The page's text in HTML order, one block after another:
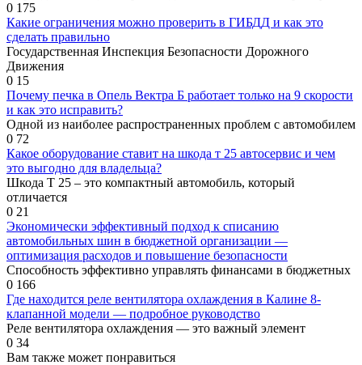
0 175
Какие ограничения можно проверить в ГИБДД и как это
сделать правильно
Государственная Инспекция Безопасности Дорожного
Движения
0 15
Почему печка в Опель Вектра Б работает только на 9 скорости
и как это исправить?
Одной из наиболее распространенных проблем с автомобилем
0 72
Какое оборудование ставит на шкода т 25 автосервис и чем
это выгодно для владельца?
Шкода Т 25 – это компактный автомобиль, который
отличается
0 21
Экономически эффективный подход к списанию
автомобильных шин в бюджетной организации —
оптимизация расходов и повышение безопасности
Способность эффективно управлять финансами в бюджетных
0 166
Где находится реле вентилятора охлаждения в Калине 8-
клапанной модели — подробное руководство
Реле вентилятора охлаждения — это важный элемент
0 34
Вам также может понравиться